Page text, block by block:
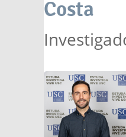
Costa